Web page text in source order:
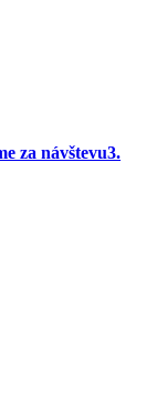
za návštevu3.